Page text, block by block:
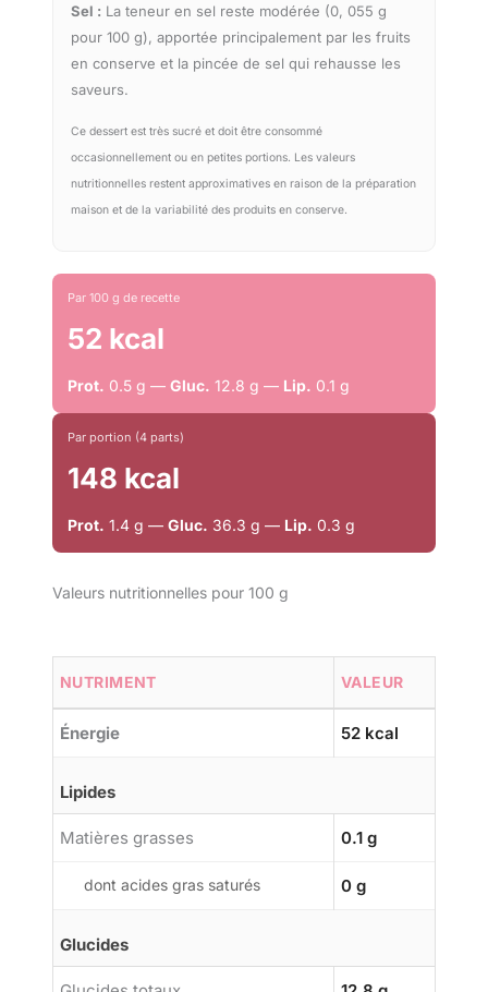
Sel : La teneur en sel reste modérée (0, 055 g
pour 100 g), apportée principalement par les fruits
en conserve et la pincée de sel qui rehausse les
saveurs.
Ce dessert est très sucré et doit être consommé
occasionnellement ou en petites portions. Les valeurs
nutritionnelles restent approximatives en raison de la préparation
maison et de la variabilité des produits en conserve.
Par 100 g de recette
52 kcal
Prot. 0.5 g — Gluc. 12.8 g — Lip. 0.1 g
Par portion (4 parts)
148 kcal
Prot. 1.4 g — Gluc. 36.3 g — Lip. 0.3 g
Valeurs nutritionnelles pour 100 g
NUTRIMENT VALEUR
Énergie 52 kcal
Lipides
Matières grasses 0.1 g
dont acides gras saturés 0 g
Glucides